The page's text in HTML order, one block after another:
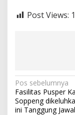
Post Views:
Navigasi
pos
Pos sebelumnya
Fasilitas Pusper
Soppeng
ini Tanggung